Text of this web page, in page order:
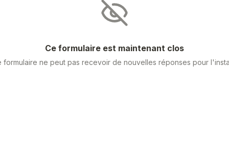
Ce formulaire est maintenant clos
formulaire ne peut pas recevoir de nouvelles réponses pour